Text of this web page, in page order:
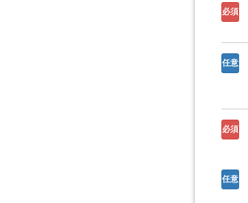
必須
任意
必須
任意